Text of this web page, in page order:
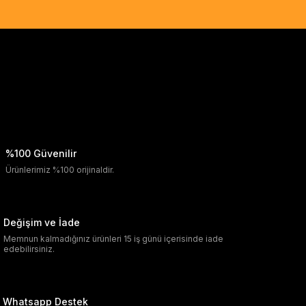
%100 Güvenilir
Ürünlerimiz %100 orijinaldir.
Değişim ve İade
Memnun kalmadığınız ürünleri 15 iş günü içerisinde iade
edebilirsiniz.
Whatsapp Destek